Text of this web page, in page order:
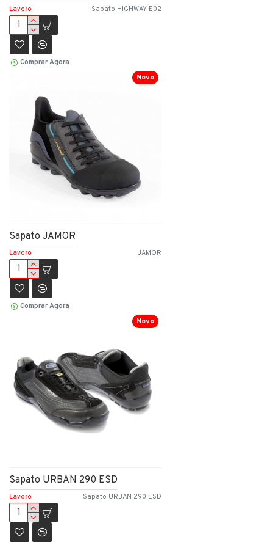
Lavoro Sapato HIGHWAY E02
Comprar Agora
Novo
Lavoro JAMOR
Sapato JAMOR
Comprar Agora
Novo
Lavoro Sapato URBAN 290 ESD
Sapato URBAN 290 ESD